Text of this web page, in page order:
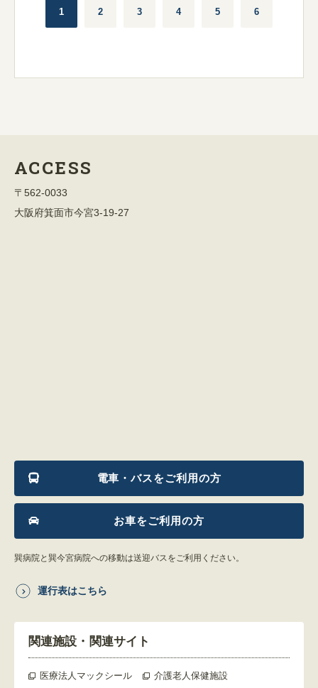
1 2 3 4 5 6
ACCESS
〒562-0033
大阪府箕面市今宮3-19-27
電車・バスをご利用の方
お車をご利用の方
巽病院と巽今宮病院への移動は送迎バスをご利用ください。
運行表はこちら
関連施設 ・ 関連サイト
医療法人マックシール 介護老人保健施設